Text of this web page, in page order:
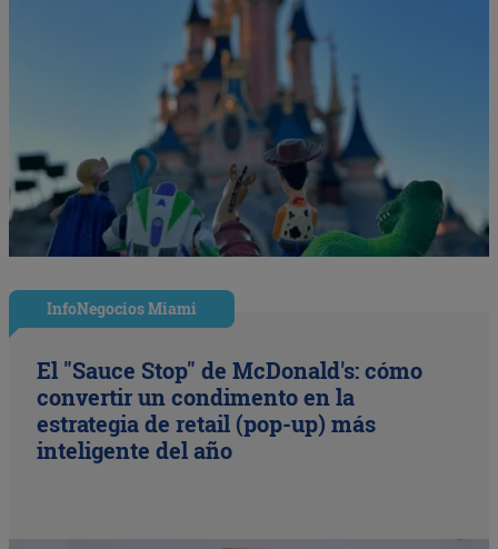
InfoNegocios Miami
El "Sauce Stop" de McDonald's: cómo
convertir un condimento en la
estrategia de retail (pop-up) más
inteligente del año